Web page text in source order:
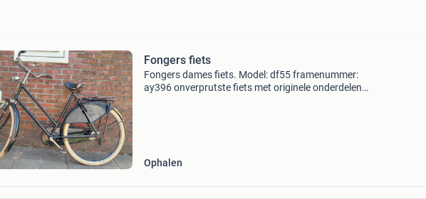
Fongers fiets
Fongers dames fiets. Model: df55 framenummer:
ay396 onverprutste fiets met originele onderdelen
Ophalen